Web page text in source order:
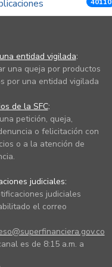
40110
entidad vigilada:
una queja por productos
por una entidad vigilada
de la SFC:
petición, queja,
o felicitación con
o a la atención de
judiciales:
judiciales
el correo
es de 8:15 a.m. a